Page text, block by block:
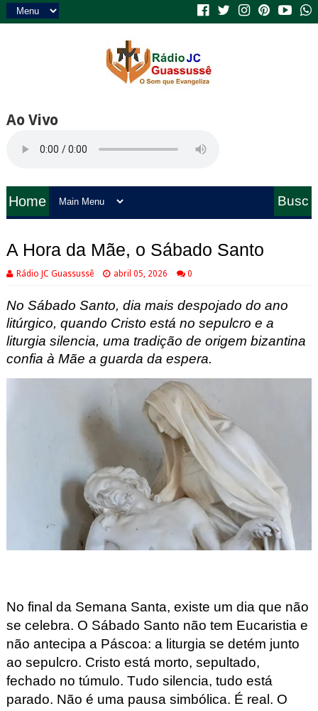
Ao Vivo
Home
Busc
A Hora da Mãe, o Sábado Santo
Rádio JC Guassussê abril 05, 2026 0
No Sábado Santo, dia mais despojado do ano
litúrgico, quando Cristo está no sepulcro e a
liturgia silencia, uma tradição de origem bizantina
confia à Mãe a guarda da espera.
No final da Semana Santa, existe um dia que não
se celebra. O Sábado Santo não tem Eucaristia e
não antecipa a Páscoa: a liturgia se detém junto
ao sepulcro. Cristo está morto, sepultado,
fechado no túmulo. Tudo silencia, tudo está
parado. Não é uma pausa simbólica. É real. O